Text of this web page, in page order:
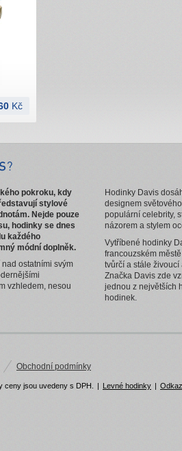
Kč
pokroku, kdy
stylové
Nejde pouze
hodinky se dnes
každého
módní doplněk.
ostatními svým
vzhledem, nesou
Hodinky Davis
designem
populární celebrity,
názorem a stylem
Vytříbené hodinky
francouzském
tvůrčí a stále
Značka Davis zde
jednou z největších
hodinek.
Obchodní podmínky
ceny jsou uvedeny s DPH. | Levné hodinky |